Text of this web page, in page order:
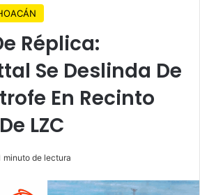
Réplica:
Se Deslinda De
En Recinto
LZC
minuto de lectura